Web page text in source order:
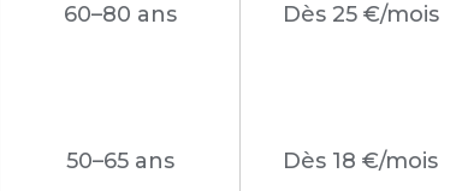
60–80 ans Dès 25 €/mois
50–65 ans Dès 18 €/mois